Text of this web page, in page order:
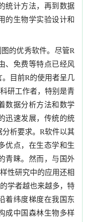
统计方法，再到数据
的生物学实验设计和
的优秀软件。尽管R
、免费等特点已经风
目前R的使用者呈几
研工作者，特别是青
数据分析方法和数学
迅速发展，传统的统
析要求。R软件以其
优点，在生态学和生
青睐。然而，与国外
性研究中的应用还相
学者越也来越多，特
着纬度梯度在我国东
成中国森林生物多样